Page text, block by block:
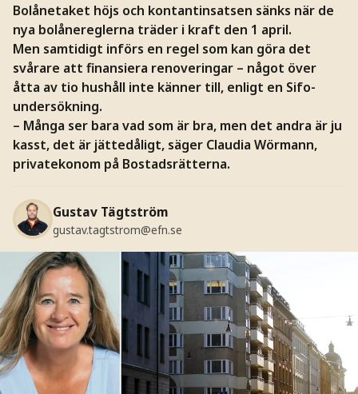
Bolånetaket höjs och kontantinsatsen sänks när de
nya bolånereglerna träder i kraft den 1 april.
Men samtidigt införs en regel som kan göra det
svårare att finansiera renoveringar – något över
åtta av tio hushåll inte känner till, enligt en Sifo-
undersökning.
– Många ser bara vad som är bra, men det andra är ju
kasst, det är jättedåligt, säger Claudia Wörmann,
privatekonom på Bostadsrätterna.
Gustav Tägtström
gustav.tagtstrom@efn.se